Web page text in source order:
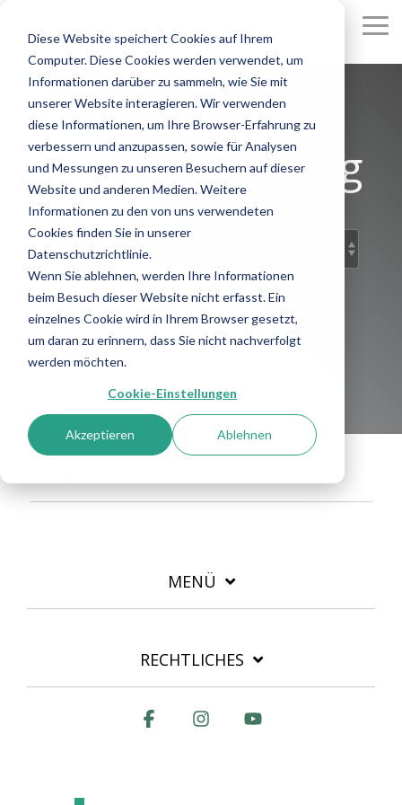
Diese Website speichert Cookies auf Ihrem
Computer. Diese Cookies werden verwendet, um
Informationen darüber zu sammeln, wie Sie mit
unserer Website interagieren. Wir verwenden
diese Informationen, um Ihre Browser-Erfahrung zu
verbessern und anzupassen, sowie für Analysen
und Messungen zu unseren Besuchern auf dieser
Website und anderen Medien. Weitere
Informationen zu den von uns verwendeten
Cookies finden Sie in unserer
Datenschutzrichtlinie.
Wenn Sie ablehnen, werden Ihre Informationen
beim Besuch dieser Website nicht erfasst. Ein
einzelnes Cookie wird in Ihrem Browser gesetzt,
um daran zu erinnern, dass Sie nicht nachverfolgt
werden möchten.
Cookie-Einstellungen
Akzeptieren Ablehnen
main
content.
DermoScan Blog
MENÜ
RECHTLICHES
FacebookInstagram